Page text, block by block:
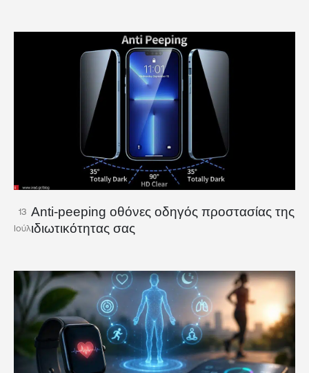
13
Ιούλ
Anti-peeping οθόνες οδηγός προστασίας της
ιδιωτικότητας σας